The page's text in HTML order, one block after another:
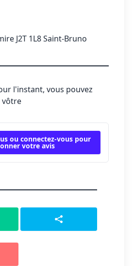
J2T 1L8 Saint-Bruno
l'instant, vous pouvez
vôtre
ou connectez-vous pour
votre avis